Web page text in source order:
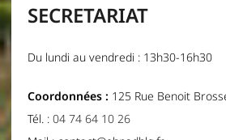
SECRETARIAT
Du lundi au vendredi : 13h30-16h30
Coordonnées : 125 Rue Benoit
Tél. : 04 74 64 10 26